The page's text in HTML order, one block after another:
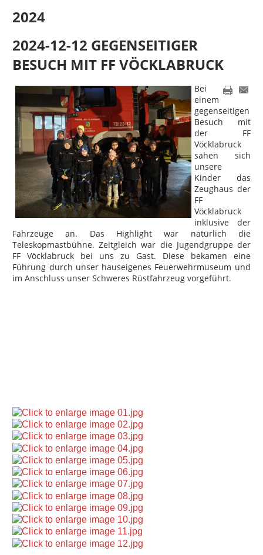
2024
2024-12-12 GEGENSEITIGER
BESUCH MIT FF VÖCKLABRUCK
Bei
einem
gegenseitigen
Besuch mit
der FF
Vöcklabruck
sahen sich
unsere
Kinder das
Zeughaus der
FF
Vöcklabruck
inklusive der
Fahrzeuge an. Das Highlight war natürlich die
Teleskopmastbühne. Zeitgleich war die Jugendgruppe der
FF Vöcklabruck bei uns zu Gast. Diese bekamen eine
Führung durch unser hauseigenes Feuerwehrmuseum und
im Anschluss unser Schweres Rüstfahrzeug vorgeführt.